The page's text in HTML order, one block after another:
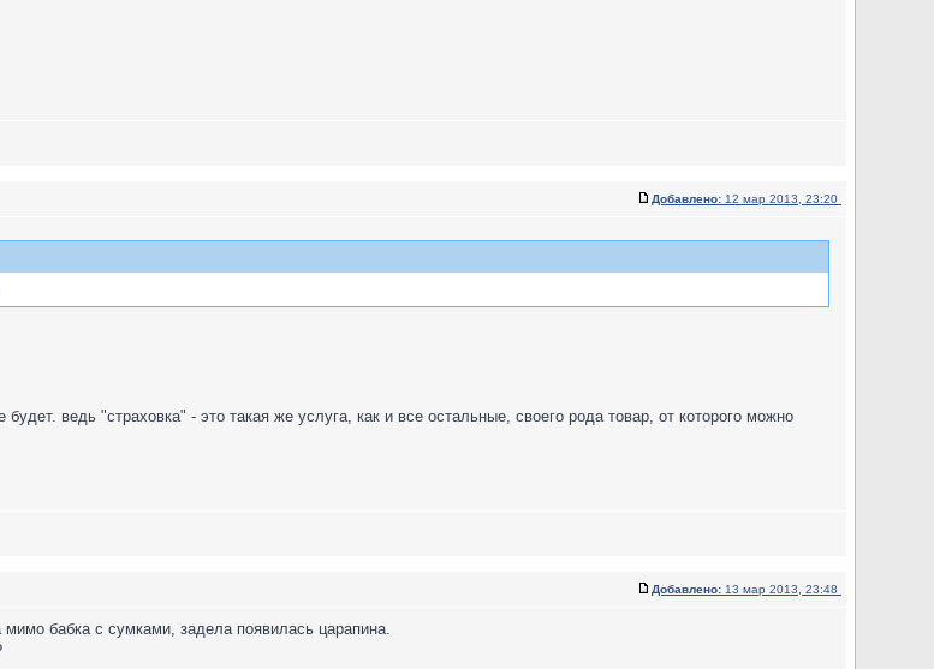
Добавлено: 12 мар 2013, 23:20
ведь "страховка" - это такая же услуга, как и все остальные, своего рода товар, от которого можно
Добавлено: 13 мар 2013, 23:48
бабка с сумками, задела появилась царапина.